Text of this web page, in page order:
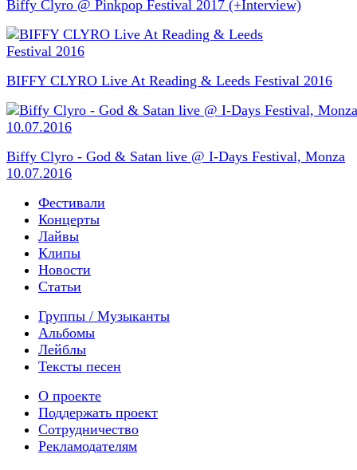
Biffy Clyro @ Pinkpop Festival 2017 (+Interview)
BIFFY CLYRO Live At Reading & Leeds Festival 2016
Biffy Clyro - God & Satan live @ I-Days Festival, Monza
10.07.2016
Фестивали
Концерты
Лайвы
Клипы
Новости
Статьи
Группы / Музыканты
Альбомы
Лейблы
Тексты песен
О проекте
Поддержать проект
Сотрудничество
Рекламодателям